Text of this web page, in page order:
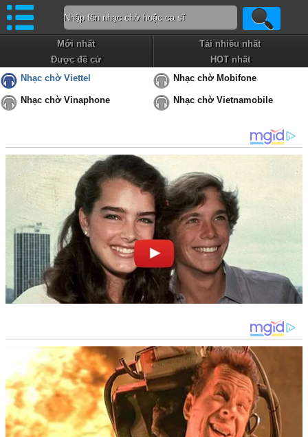
Mới nhất
Tải nhiều nhất
Được đề cử
HOT nhất
Nhạc chờ Viettel
Nhạc chờ Mobifone
Nhạc chờ Vinaphone Nhạc chờ Vietnamobile